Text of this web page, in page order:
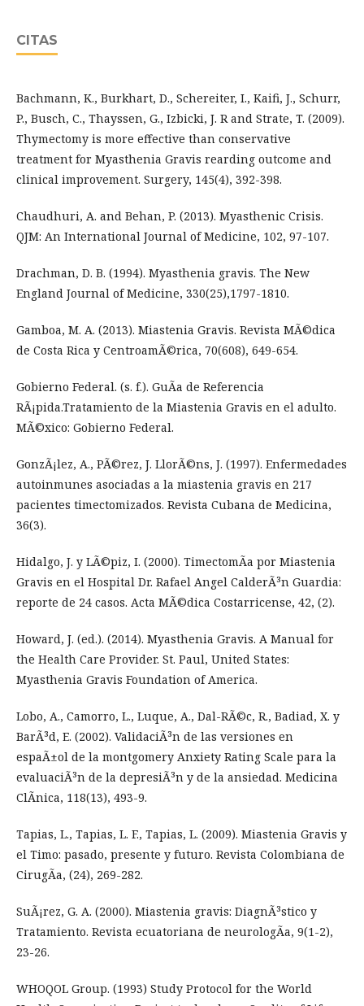
CITAS
Bachmann, K., Burkhart, D., Schereiter, I., Kaifi, J., Schurr,
P., Busch, C., Thayssen, G., Izbicki, J. R and Strate, T. (2009).
Thymectomy is more effective than conservative
treatment for Myasthenia Gravis rearding outcome and
clinical improvement. Surgery, 145(4), 392-398.
Chaudhuri, A. and Behan, P. (2013). Myasthenic Crisis.
QJM: An International Journal of Medicine, 102, 97-107.
Drachman, D. B. (1994). Myasthenia gravis. The New
England Journal of Medicine, 330(25),1797-1810.
Gamboa, M. A. (2013). Miastenia Gravis. Revista MÃ©dica
de Costa Rica y CentroamÃ©rica, 70(608), 649-654.
Gobierno Federal. (s. f.). GuÃ­a de Referencia
RÃ¡pida.Tratamiento de la Miastenia Gravis en el adulto.
MÃ©xico: Gobierno Federal.
GonzÃ¡lez, A., PÃ©rez, J. LlorÃ©ns, J. (1997). Enfermedades
autoinmunes asociadas a la miastenia gravis en 217
pacientes timectomizados. Revista Cubana de Medicina,
36(3).
Hidalgo, J. y LÃ©piz, I. (2000). TimectomÃ­a por Miastenia
Gravis en el Hospital Dr. Rafael Angel CalderÃ³n Guardia:
reporte de 24 casos. Acta MÃ©dica Costarricense, 42, (2).
Howard, J. (ed.). (2014). Myasthenia Gravis. A Manual for
the Health Care Provider. St. Paul, United States:
Myasthenia Gravis Foundation of America.
Lobo, A., Camorro, L., Luque, A., Dal-RÃ©c, R., Badiad, X. y
BarÃ³d, E. (2002). ValidaciÃ³n de las versiones en
espaÃ±ol de la montgomery Anxiety Rating Scale para la
evaluaciÃ³n de la depresiÃ³n y de la ansiedad. Medicina
ClÃ­nica, 118(13), 493-9.
Tapias, L., Tapias, L. F., Tapias, L. (2009). Miastenia Gravis y
el Timo: pasado, presente y futuro. Revista Colombiana de
CirugÃ­a, (24), 269-282.
SuÃ¡rez, G. A. (2000). Miastenia gravis: DiagnÃ³stico y
Tratamiento. Revista ecuatoriana de neurologÃ­a, 9(1-2),
23-26.
WHOQOL Group. (1993) Study Protocol for the World